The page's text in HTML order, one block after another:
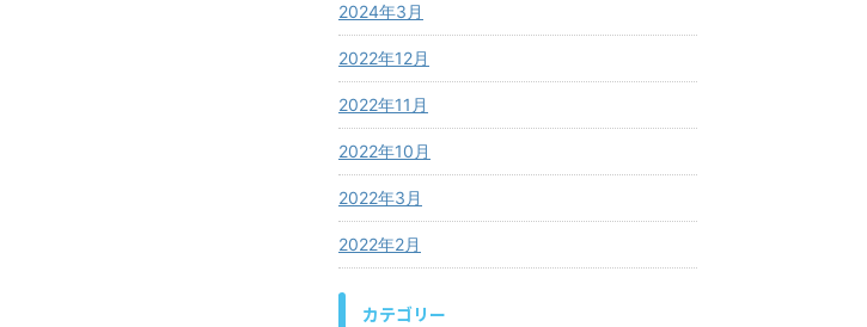
2024年3月
2022年12月
2022年11月
2022年10月
2022年3月
2022年2月
カテゴリー